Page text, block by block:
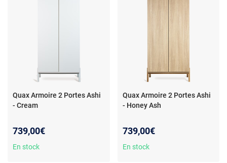
Quax Armoire 2 Portes Ashi
- Cream
739,00€
En stock
Quax Armoire 2 Portes Ashi
- Honey Ash
739,00€
En stock